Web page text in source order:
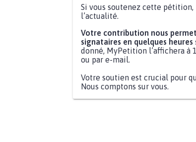
Si vous soutenez cette pétition,
l’actualité.
Votre contribution nous
signataires en quelques heures
donné, MyPetition l’affichera à
ou par e-mail.
Votre soutien est crucial pour
Nous comptons sur vous.